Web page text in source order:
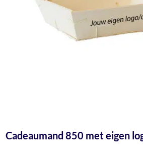
Cadeaumand 850 met eigen